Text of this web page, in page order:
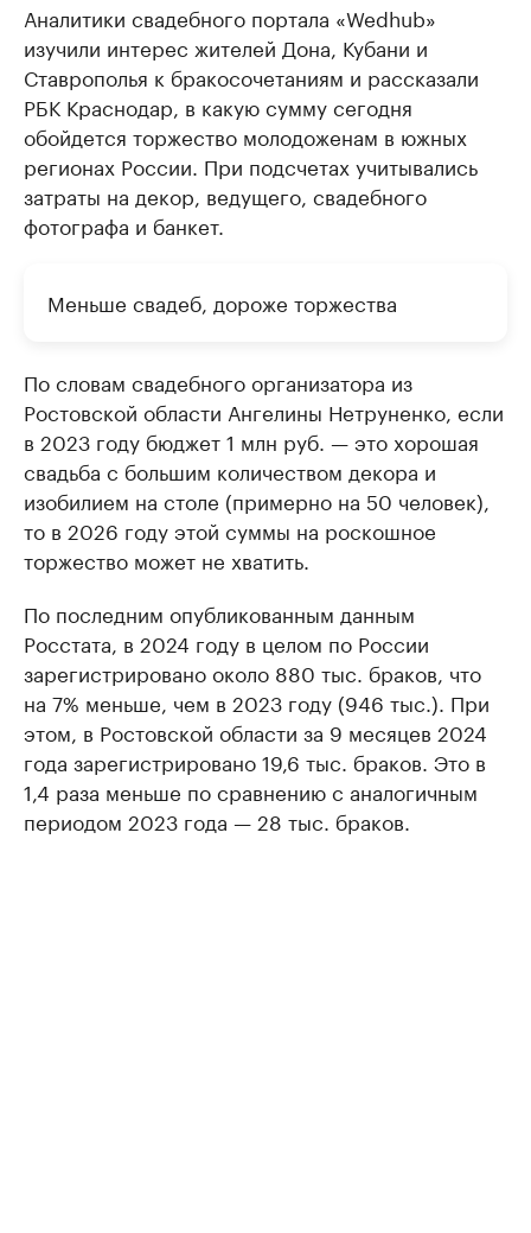
Аналитики свадебного портала «Wedhub»
изучили интерес жителей Дона, Кубани и
Ставрополья к бракосочетаниям и рассказали
РБК Краснодар, в какую сумму сегодня
обойдется торжество молодоженам в южных
регионах России. При подсчетах учитывались
затраты на декор, ведущего, свадебного
фотографа и банкет.
Меньше свадеб, дороже торжества
По словам свадебного организатора из
Ростовской области Ангелины Нетруненко, если
в 2023 году бюджет 1 млн руб. — это хорошая
свадьба с большим количеством декора и
изобилием на столе (примерно на 50 человек),
то в 2026 году этой суммы на роскошное
торжество может не хватить.
По последним опубликованным данным
Росстата, в 2024 году в целом по России
зарегистрировано около 880 тыс. браков, что
на 7% меньше, чем в 2023 году (946 тыс.). При
этом, в Ростовской области за 9 месяцев 2024
года зарегистрировано 19,6 тыс. браков. Это в
1,4 раза меньше по сравнению с аналогичным
периодом 2023 года — 28 тыс. браков.